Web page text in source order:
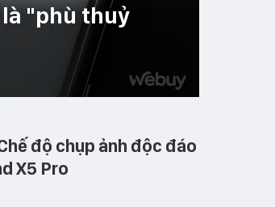
"phù thuỷ
độ chụp ảnh độc đáo
X5 Pro